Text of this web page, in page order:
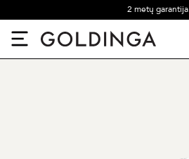
2 metų garantija